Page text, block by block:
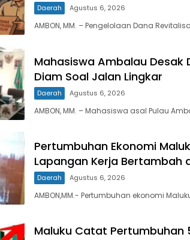
Daerah Agustus 6, 2026
AMBON, MM. – Pengelolaan Dana
Mahasiswa Ambalau Desak
Diam Soal Jalan Lingkar
Daerah Agustus 6, 2026
AMBON, MM. – Mahasiswa asal Pulau
Pertumbuhan Ekonomi
Lapangan Kerja Bertambah
Daerah Agustus 6, 2026
AMBON,MM.- Pertumbuhan ekonomi
Maluku Catat Pertumbuhan